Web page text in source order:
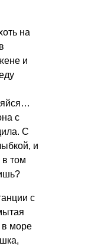
на
и
с
С
и
том
с
в море